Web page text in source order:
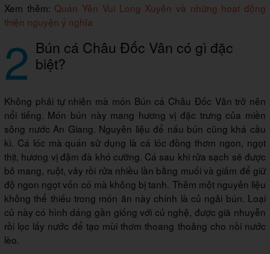
Xem thêm: Quán Yên Vui Long Xuyên và những hoạt động
thiện nguyện ý nghĩa
2 Bún cá Châu Đốc Vân có gì đặc
biệt?
Không phải tự nhiên mà món Bún cá Châu Đốc Vân trở nên
nổi tiếng. Món bún này mang hương vị đặc trưng của miền
sông nước An Giang. Nguyên liệu để nấu bún cũng khá cầu
kì. Cá lóc mà quán sử dụng là cá lóc đồng thơm ngon, ngọt
thịt, hương vị đậm đà khó cưỡng. Cá sau khi rửa sạch sẽ được
bỏ mang, ruột, vảy rồi rửa nhiều lần bằng muối và giấm để giữ
độ ngon ngọt vốn có mà không bị tanh. Thêm một nguyên liệu
không thể thiếu trong món ăn này chính là củ ngải bún. Loại
củ này có hình dáng gần giống với củ nghệ, được giã nhuyễn
rồi lọc lấy nước để tạo mùi thơm thoang thoảng cho nồi nước
lèo.